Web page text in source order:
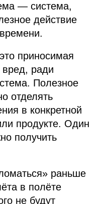
— система,
действие
приносимая
ради
Полезное
отделять
в конкретной
продукте. Один
получить
раньше
в полёте
не будут